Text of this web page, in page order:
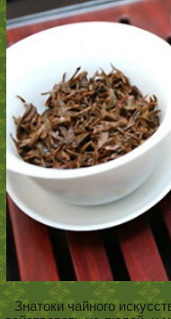
Знатоки чайного